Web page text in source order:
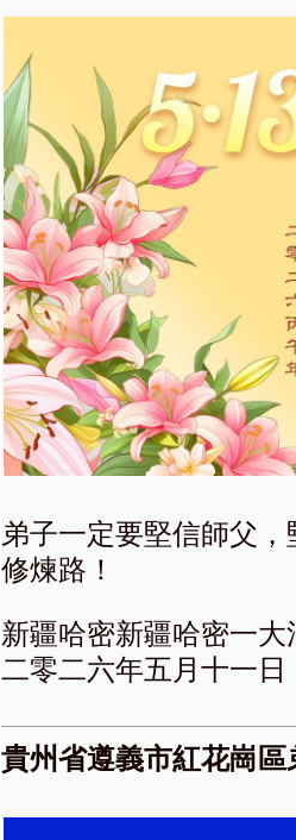
弟子一定要堅信師父
修煉路！
新疆哈密新疆哈密一大
二零二六年五月十一日
貴州省遵義市紅花崗